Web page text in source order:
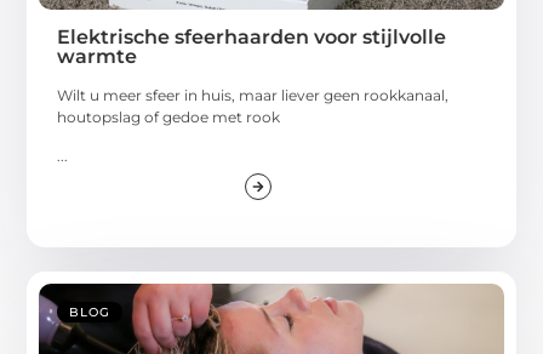
Elektrische sfeerhaarden voor stijlvolle
warmte
Wilt u meer sfeer in huis, maar liever geen rookkanaal,
houtopslag of gedoe met rook
...
BLOG